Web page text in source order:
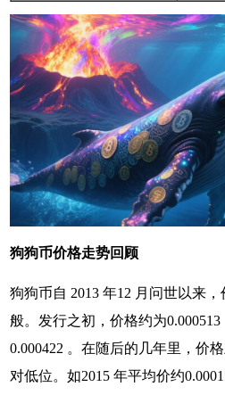
狗狗币价格走势回顾
狗狗币自 2013 年12 月问世以来
般。发行之初，价格约为
0.000422 。在随后的几年里，价
对低位。如2015 年平均价约